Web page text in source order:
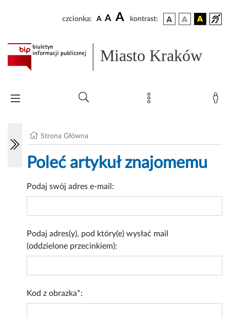
czcionka: A A A kontrast:
Miasto Kraków
Strona Główna
Poleć artykuł znajomemu
Podaj swój adres e-mail:
Podaj adres(y), pod który(e) wysłać mail
(oddzielone przecinkiem):
Kod z obrazka*: